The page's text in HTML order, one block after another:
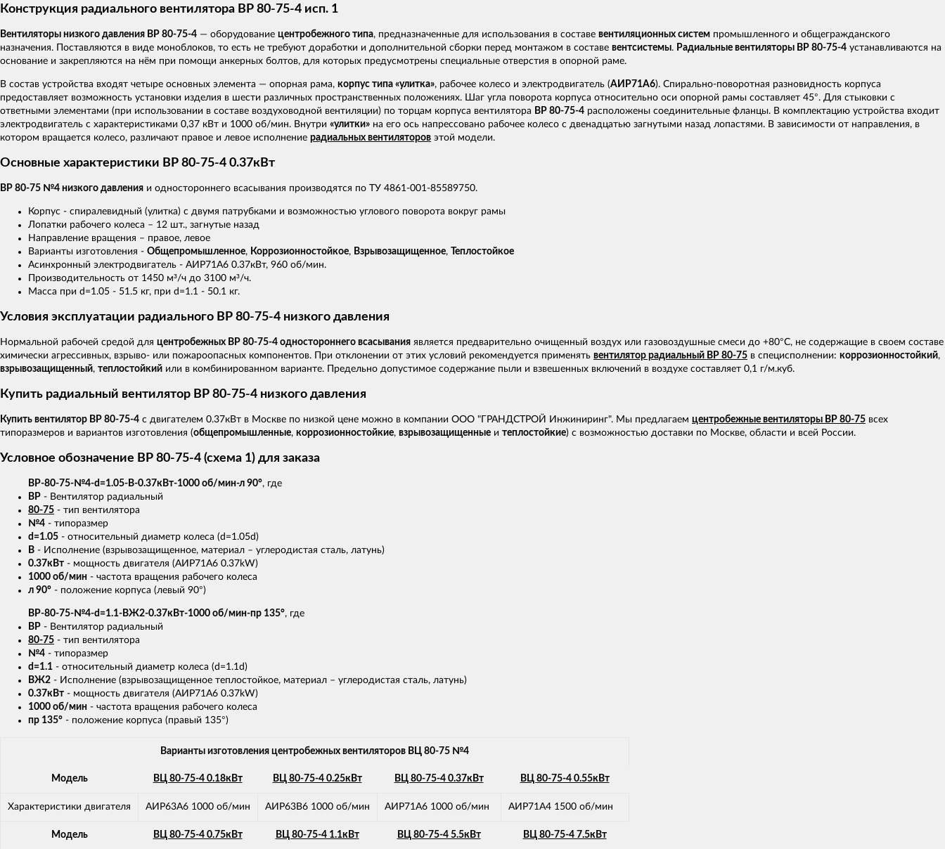
Конструкция радиального вентилятора ВР 80-75-4 исп. 1
Вентиляторы низкого давления ВР 80-75-4 — оборудование центробежного типа, предназначенные для использования в составе вентиляционных систем промышленного и общегражданского
назначения. Поставляются в виде моноблоков, то есть не требуют доработки и дополнительной сборки перед монтажом в составе вентсистемы. Радиальные вентиляторы ВР 80-75-4 устанавливаются на
основание и закрепляются на нём при помощи анкерных болтов, для которых предусмотрены специальные отверстия в опорной раме.
В состав устройства входят четыре основных элемента — опорная рама, корпус типа «улитка», рабочее колесо и электродвигатель (АИР71А6). Спирально-поворотная разновидность корпуса
предоставляет возможность установки изделия в шести различных пространственных положениях. Шаг угла поворота корпуса относительно оси опорной рамы составляет 45°. Для стыковки с
ответными элементами (при использовании в составе воздуховодной вентиляции) по торцам корпуса вентилятора ВР 80-75-4 расположены соединительные фланцы. В комплектацию устройства входит
электродвигатель с характеристиками 0,37 кВт и 1000 об/мин. Внутри «улитки» на его ось напрессовано рабочее колесо с двенадцатью загнутыми назад лопастями. В зависимости от направления, в
котором вращается колесо, различают правое и левое исполнение радиальных вентиляторов этой модели.
Основные характеристики ВР 80-75-4 0.37кВт
ВР 80-75 №4 низкого давления и одностороннего всасывания производятся по ТУ 4861-001-85589750.
Корпус - спиралевидный (улитка) с двумя патрубками и возможностью углового поворота вокруг рамы
Лопатки рабочего колеса – 12 шт., загнутые назад
Направление вращения – правое, левое
Варианты изготовления - Общепромышленное, Коррозионностойкое, Взрывозащищенное,
Теплостойкое
Асинхронный электродвигатель - АИР71A6 0.37кВт, 960 об/мин.
Производительность от 1450 м³/ч до 3100 м³/ч.
Масса при d=1.05 - 51.5 кг, при d=1.1 - 50.1 кг.
Условия эксплуатации радиального ВР 80-75-4 низкого давления
Нормальной рабочей средой для центробежных ВР 80-75-4 одностороннего всасывания является предварительно очищенный воздух или газовоздушные смеси до +80°С, не содержащие в своем составе
химически агрессивных, взрыво- или пожароопасных компонентов. При отклонении от этих условий рекомендуется применять вентилятор радиальный ВР 80-75 в специсполнении: коррозионностойкий,
взрывозащищенный, теплостойкий или в комбинированном варианте. Предельно допустимое содержание пыли и взвешенных включений в воздухе составляет 0,1 г/м.куб.
Купить радиальный вентилятор ВР 80-75-4 низкого давления
Купить вентилятор ВР 80-75-4 с двигателем 0.37кВт в Москве по низкой цене можно в компании ООО "ГРАНДСТРОЙ Инжиниринг". Мы предлагаем центробежные вентиляторы ВР 80-75 всех
типоразмеров и вариантов изготовления (общепромышленные, коррозионностойкие, взрывозащищенные и теплостойкие) с возможностью доставки по Москве, области и всей России.
Условное обозначение ВР 80-75-4 (схема 1) для заказа
ВР-80-75-№4-d=1.05-В-0.37кВт-1000 об/мин-л 90°, где
ВР - Вентилятор радиальный
80-75 - тип вентилятора
№4 - типоразмер
d=1.05 - относительный диаметр колеса (d=1.05d)
В - Исполнение (взрывозащищенное, материал – углеродистая сталь, латунь)
0.37кВт - мощность двигателя (АИР71А6 0.37kW)
1000 об/мин - частота вращения рабочего колеса
л 90° - положение корпуса (левый 90°)
ВР-80-75-№4-d=1.1-ВЖ2-0.37кВт-1000 об/мин-пр 135°, где
ВР - Вентилятор радиальный
80-75 - тип вентилятора
№4 - типоразмер
d=1.1 - относительный диаметр колеса (d=1.1d)
ВЖ2 - Исполнение (взрывозащищенное теплостойкое, материал – углеродистая сталь, латунь)
0.37кВт - мощность двигателя (АИР71A6 0.37kW)
1000 об/мин - частота вращения рабочего колеса
пр 135° - положение корпуса (правый 135°)
Варианты изготовления центробежных вентиляторов ВЦ 80-75 №4
Модель ВЦ 80-75-4 0.18кВт ВЦ 80-75-4 0.25кВт ВЦ 80-75-4 0.37кВт ВЦ 80-75-4 0.55кВт
Характеристики двигателя АИР63А6 1000 об/мин АИР63В6 1000 об/мин АИР71A6 1000 об/мин АИР71A4 1500 об/мин
Модель ВЦ 80-75-4 0.75кВт ВЦ 80-75-4 1.1кВт ВЦ 80-75-4 5.5кВт ВЦ 80-75-4 7.5кВт